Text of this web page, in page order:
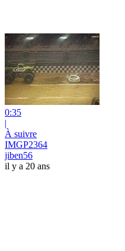
0:35
|
À suivre
IMGP2364
jiben56
il y a 20 ans